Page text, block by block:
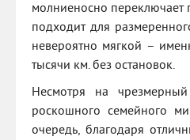
молниеносно переключает
подходит для
невероятно мягкой –
тысячи км. без остановок.
Несмотря на
роскошного семейного
очередь, благодаря